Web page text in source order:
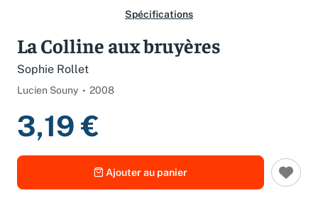
Spécifications
La Colline aux bruyères
Sophie Rollet
Lucien Souny 2008
3,19 €
Ajouter au panier